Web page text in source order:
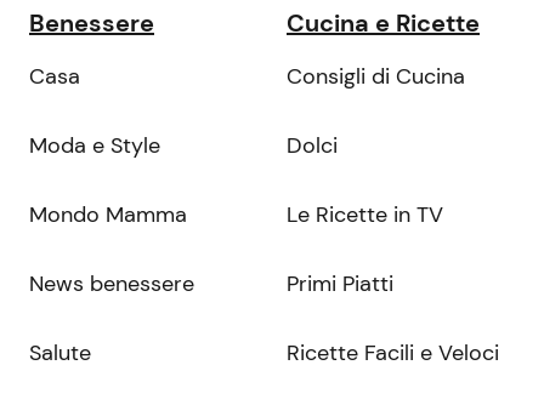
Benessere
Casa
Moda e Style
Mondo Mamma
News benessere
Salute
Cucina e Ricette
Consigli di Cucina
Dolci
Le Ricette in TV
Primi Piatti
Ricette Facili e Veloci